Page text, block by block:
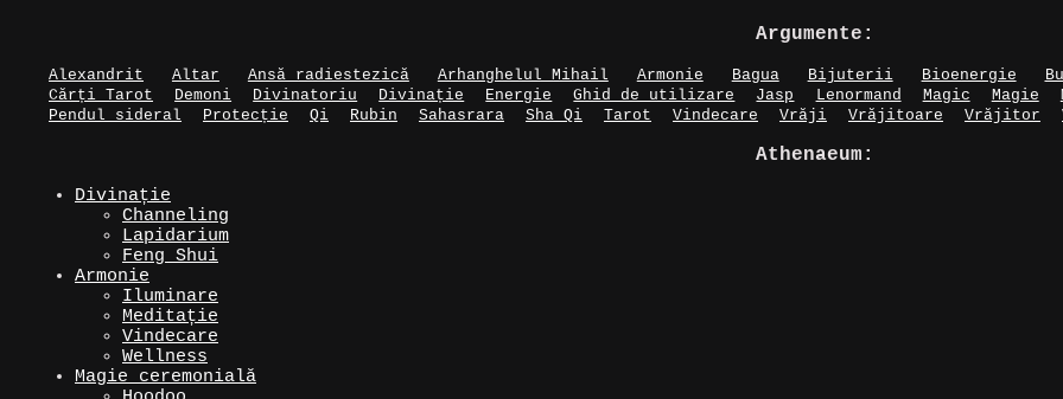
Argumente:
Alexandrit Altar Ansă radiestezică Arhanghelul Mihail Armonie Bagua Bijuterii Bioenergie
Cărți Tarot
Demoni Divinatoriu Divinație Energie Ghid de utilizare Jasp Lenormand Magic Magie
Pendul sideral
Protecție Qi Rubin Sahasrara Sha Qi Tarot Vindecare Vrăji Vrăjitoare Vrăjitor
Athenaeum:
Divinație
Channeling
Lapidarium
Feng Shui
Armonie
Iluminare
Meditație
Vindecare
Wellness
Magie ceremonială